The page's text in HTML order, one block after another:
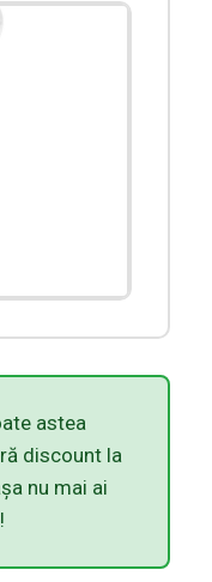
astea
discount la
nu mai ai